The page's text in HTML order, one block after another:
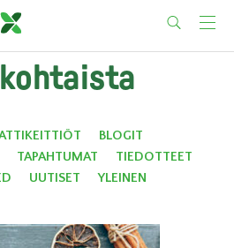
BLOGIT
TAPAHTUMAT
TIEDOTTEET
UUTISET YLEINEN